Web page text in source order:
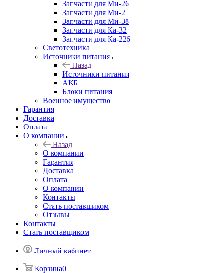
Запчасти для Ми-26
Запчасти для Ми-2
Запчасти для Ми-38
Запчасти для Ка-32
Запчасти для Ка-226
Светотехника
Источники питания
Назад
Источники питания
АКБ
Блоки питания
Военное имущество
Гарантия
Доставка
Оплата
О компании
Назад
О компании
Гарантия
Доставка
Оплата
О компании
Контакты
Стать поставщиком
Отзывы
Контакты
Стать поставщиком
Личный кабинет
Корзина0